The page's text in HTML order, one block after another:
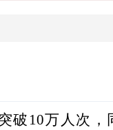
破10万人次，